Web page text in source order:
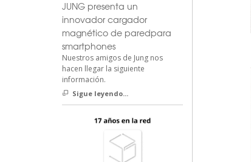
JUNG presenta un
innovador cargador
magnético de paredpara
smartphones
Nuestros amigos de Jung nos
hacen llegar la siguiente
información.
Sigue leyendo...